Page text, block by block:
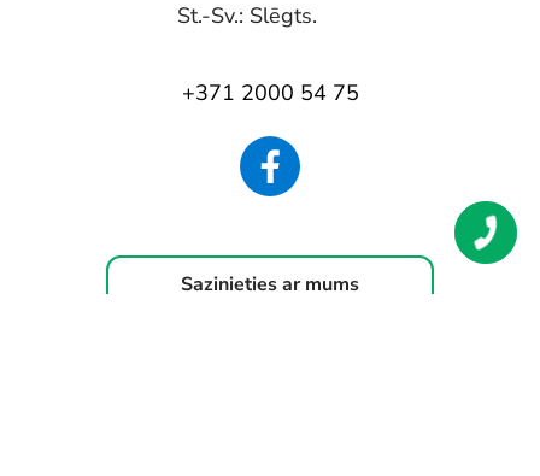
St.-Sv.: Slēgts.
+371 2000 54 75
Sazinieties ar mums